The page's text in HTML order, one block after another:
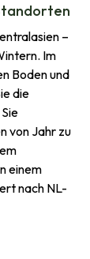
–
Im
Boden und
die
von Jahr zu
einem
nach NL-